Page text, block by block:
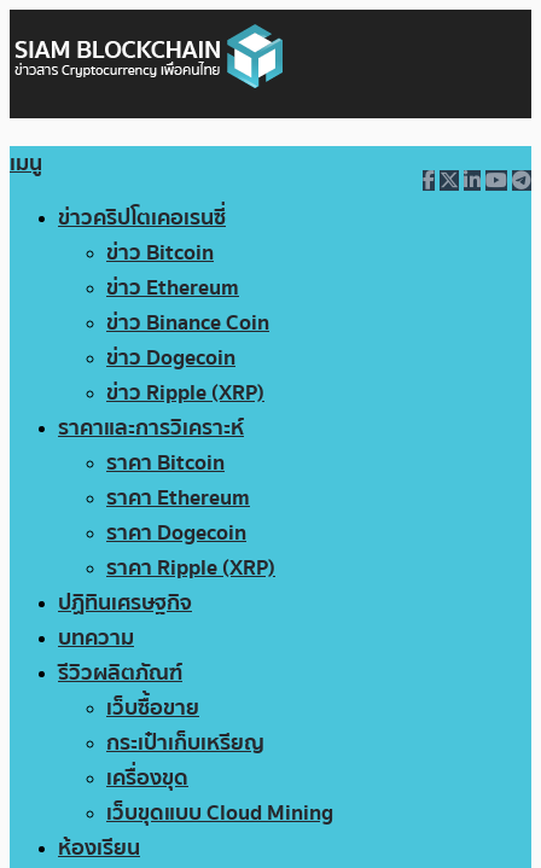
เมนู
ข่าวคริปโตเคอเรนซี่
ข่าว Bitcoin
ข่าว Ethereum
ข่าว Binance Coin
ข่าว Dogecoin
ข่าว Ripple (XRP)
ราคาและการวิเคราะห์
ราคา Bitcoin
ราคา Ethereum
ราคา Dogecoin
ราคา Ripple (XRP)
ปฏิทินเศรษฐกิจ
บทความ
รีวิวผลิตภัณฑ์
เว็บซื้อขาย
กระเป๋าเก็บเหรียญ
เครื่องขุด
เว็บขุดแบบ Cloud Mining
ห้องเรียน